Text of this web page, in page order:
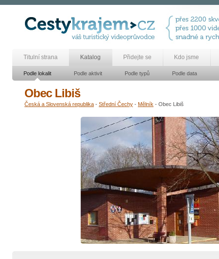
Titulní strana Katalog Přidejte se Kdo jsme
Podle lokalit Podle aktivit Podle typů Podle data
Obec Libiš
Česká a Slovenská republika - Střední Čechy - Mělník - Obec Libiš